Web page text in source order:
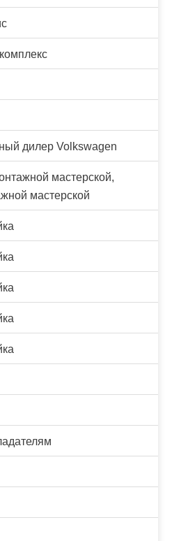
дилер Volkswagen
мастерской,
мастерской